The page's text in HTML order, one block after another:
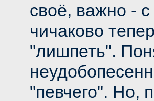
своё, важно -
чичаково
"лишпеть".
"певчего". Но,